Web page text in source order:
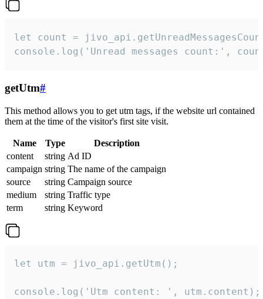
let count =
console.log('Unread messages count:',
getUtm#
This method allows you to get utm tags, if the website url contained
them at the time of the visitor's first site visit.
Name Type
Description
content
string Ad ID
campaign string The name of the campaign
source
string Campaign source
medium
string Traffic type
term
string Keyword
let utm = jivo_api.getUtm();
console.log('Utm content: ', utm.content);